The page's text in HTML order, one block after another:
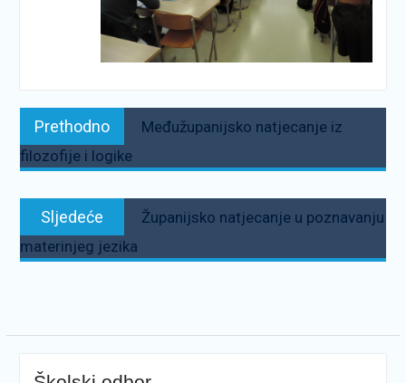
Navigacija
objava
Prethodno Prethodno:
Međužupanijsko natjecanje iz
filozofije i logike
Sljedeće Sljedeće:
Županijsko natjecanje u poznavanju
materinjeg jezika